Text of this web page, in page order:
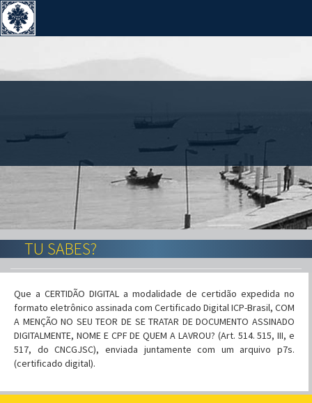
TU SABES?
Que a CERTIDÃO DIGITAL a modalidade de certidão expedida no
formato eletrônico assinada com Certificado Digital ICP-Brasil, COM
A MENÇÃO NO SEU TEOR DE SE TRATAR DE DOCUMENTO ASSINADO
DIGITALMENTE, NOME E CPF DE QUEM A LAVROU? (Art. 514. 515, III, e
517, do CNCGJSC), enviada juntamente com um arquivo p7s.
(certificado digital).